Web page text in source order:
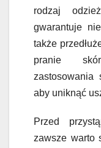
rodzaj
gwarantuje
także
pranie
zastosowania
aby uniknąć
Przed
zawsze warto